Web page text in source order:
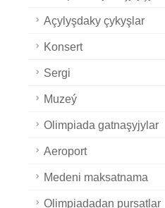
Açylyşdaky çykyşlar
Konsert
Sergi
Muzeý
Olimpiada gatnaşyjylar
Aeroport
Medeni maksatnama
Olimpiadadan pursatlar